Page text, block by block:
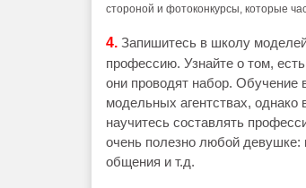
стороной и фотоконкурсы, которые
4. Запишитесь в школу
профессию. Узнайте о том,
они проводят набор. Обучение
модельных агентствах,
научитесь составлять
очень полезно любой девушке:
общения и т.д.